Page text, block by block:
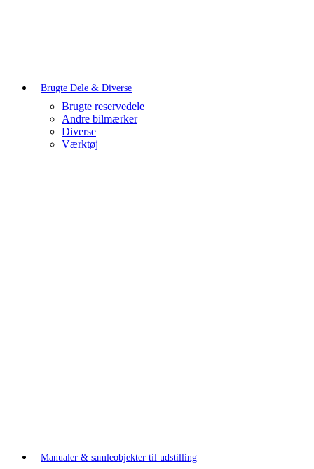
Brugte Dele & Diverse
Brugte reservedele
Andre bilmærker
Diverse
Værktøj
Manualer & samleobjekter til udstilling